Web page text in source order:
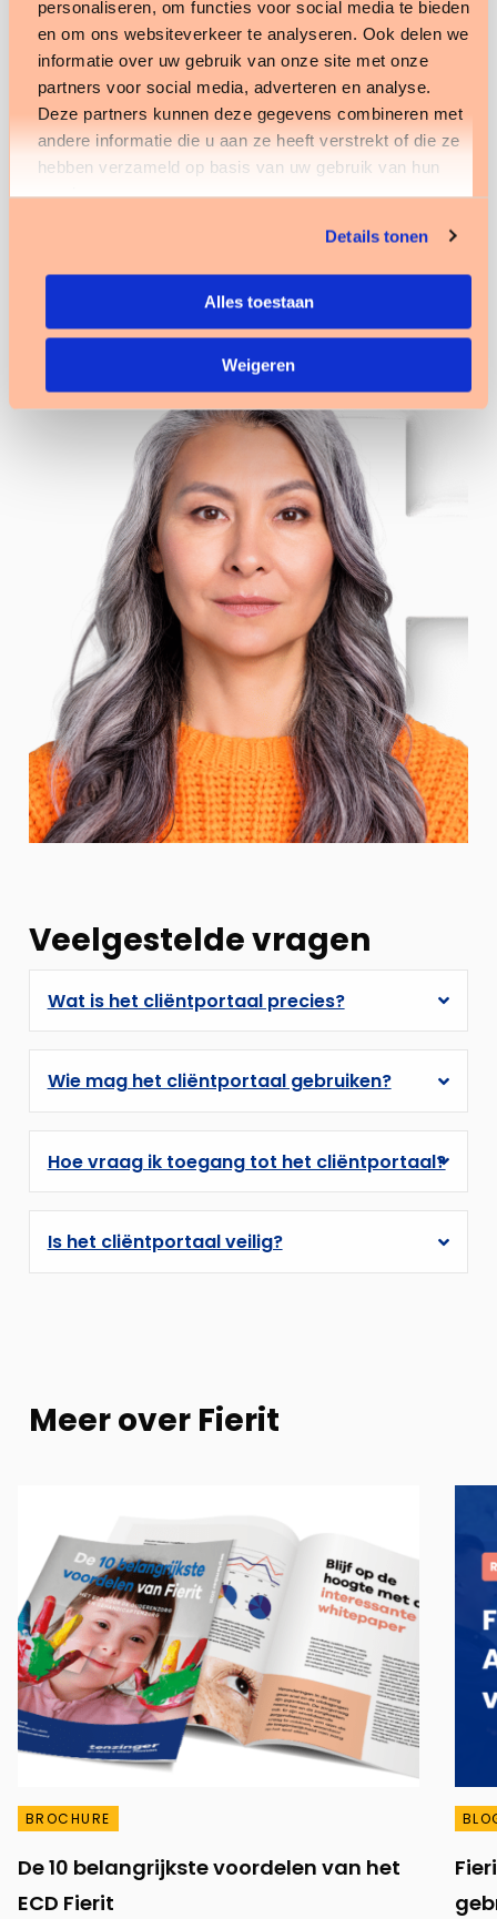
personaliseren, om functies voor social media te bieden
en om ons websiteverkeer te analyseren. Ook delen we
informatie over uw gebruik van onze site met onze
partners voor social media, adverteren en analyse.
Deze partners kunnen deze gegevens combineren met
andere informatie die u aan ze heeft verstrekt of die ze
hebben verzameld op basis van uw gebruik van hun
services.
Details tonen
Alles toestaan
Weigeren
moment jouw dossier inzien.
Transparantie en regie.Je ziet wat er is
vastgelegd, van zorgplan tot rapportage. Dat
geeft rust en zekerheid voor jezelf en voor
familie of verwanten.
Betrokkenheid en
meelezen en betrokken zijn bij zorg,
afspraken en rapportages. Dat vergroot
begrip en betrokkenheid binnen jouw
netwerk.
Veelgestelde vragen
Wat is het cliëntportaal precies?
Wie mag het cliëntportaal gebruiken?
Hoe vraag ik toegang tot het cliëntportaal?
Is het cliëntportaal veilig?
Meer over Fierit
BROCHURE
De 10 belangrijkste voordelen van het
ECD Fierit